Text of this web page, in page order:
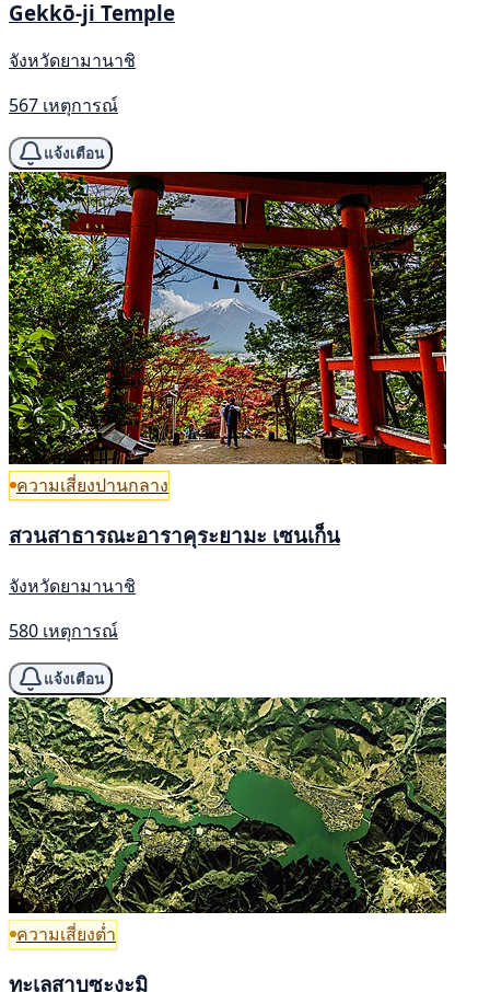
Gekkō-ji Temple
จังหวัดยามานาชิ
567 เหตุการณ์
แจ้งเตือน
ความเสี่ยงปานกลาง
สวนสาธารณะอาราคุระยามะ เซนเก็น
จังหวัดยามานาชิ
580 เหตุการณ์
แจ้งเตือน
ความเสี่ยงต่ำ
ทะเลสาบซะงะมิ